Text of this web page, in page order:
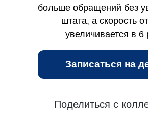
больше обращений без
штата, а скорость
увеличивается в 6
Записаться на
Поделиться с